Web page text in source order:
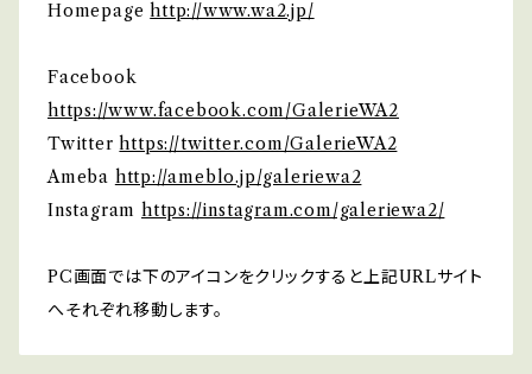
Homepagehttp://www.wa2.jp/
Facebook
https://www.facebook.com/GalerieWA2
Twitterhttps://twitter.com/GalerieWA2
Ameba http://ameblo.jp/galeriewa2
Instagram https://instagram.com/galeriewa2/
PC画面では下のアイコンをクリックすると上記URLサイト
へそれぞれ移動します。